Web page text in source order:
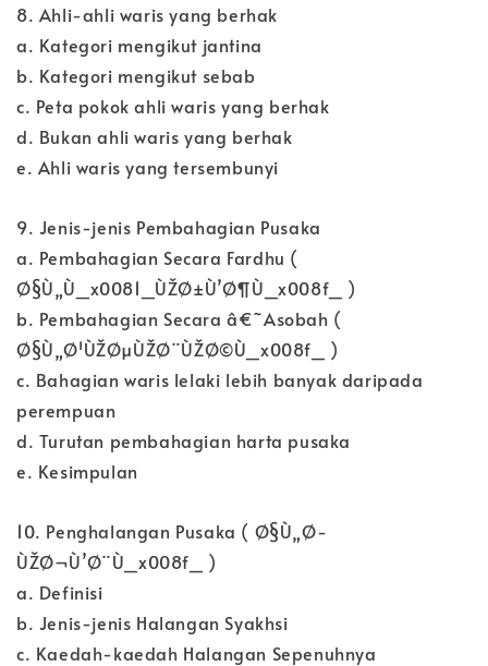
8. Ahli-ahli waris yang berhak
a. Kategori mengikut jantina
b. Kategori mengikut sebab
c. Peta pokok ahli waris yang berhak
d. Bukan ahli waris yang berhak
e. Ahli waris yang tersembunyi
9. Jenis-jenis Pembahagian Pusaka
a. Pembahagian Secara Fardhu (
Ø§Ù„Ù_x0081_ÙŽØ±Ù’Ø¶Ù_x008f_ )
b. Pembahagian Secara â€˜Asobah (
Ø§Ù„Ø¹ÙŽØµÙŽØ¨ÙŽØ©Ù_x008f_ )
c. Bahagian waris lelaki lebih banyak daripada
perempuan
d. Turutan pembahagian harta pusaka
e. Kesimpulan
10. Penghalangan Pusaka ( Ø§Ù„Ø­
ÙŽØ¬Ù’Ø¨Ù_x008f_ )
a. Definisi
b. Jenis-jenis Halangan Syakhsi
c. Kaedah-kaedah Halangan Sepenuhnya